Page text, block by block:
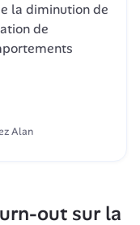
la diminution de
de
Alan
out sur la